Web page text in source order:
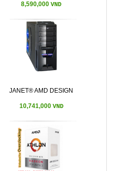
8,590,000VND
JANET® AMD DESIGN
10,741,000 VND